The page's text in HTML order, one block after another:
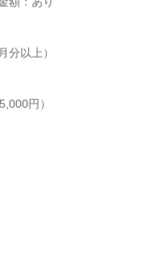
分以上）
円）